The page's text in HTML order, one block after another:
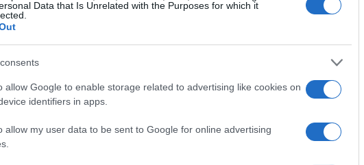
Data that Is Unrelated with the Purposes for which it
allow Google to enable storage related to advertising like cookies on
identifiers in apps.
allow my user data to be sent to Google for online advertising
de meses de posicionamiento muy cargado. En los
por IA había concentrado flujos, mientras
beta. Cuando el coste del dinero vuelve al
de beneficios futuros sufren primero. La
y menos fe ciega.